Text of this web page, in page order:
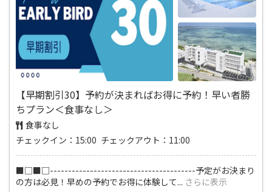
【早期割引30】予約が決まればお得に予約！早い者勝
ちプラン＜食事なし＞
食事なし
チェックイン：15:00 チェックアウト：11:00
■□■□----------------------------------------予定がお決まり
の方は必見！早めの予約でお得に体験して... さらに表示